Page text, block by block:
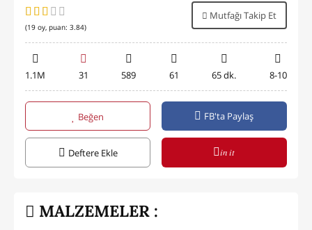
(19 oy, puan: 3.84)
Mutfağı Takip Et
1.1M 31 589 61 65 dk. 8-10
Beğen FB'ta Paylaş
Deftere Ekle in it
MALZEMELER :